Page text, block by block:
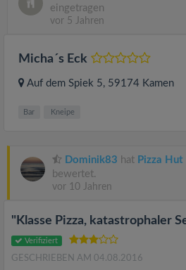
eingetragen
vor 5 Jahren
Micha´s Eck
Auf dem Spiek 5, 59174 Kamen
Bar Kneipe
Dominik83 hat Pizza Hut
bewertet.
vor 10 Jahren
"Klasse Pizza, katastrophaler
Verifiziert
GESCHRIEBEN AM 04.08.2016